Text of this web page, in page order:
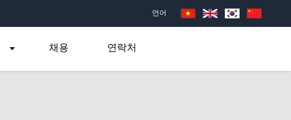
언어
채용 연락처